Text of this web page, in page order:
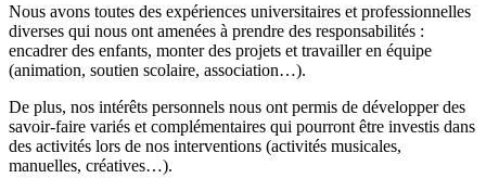
Nous avons toutes des expériences universitaires et professionnelles
diverses qui nous ont amenées à prendre des responsabilités :
encadrer des enfants, monter des projets et travailler en équipe
(animation, soutien scolaire, association…).
De plus, nos intérêts personnels nous ont permis de développer des
savoir-faire variés et complémentaires qui pourront être investis dans
des activités lors de nos interventions (activités musicales,
manuelles, créatives…).